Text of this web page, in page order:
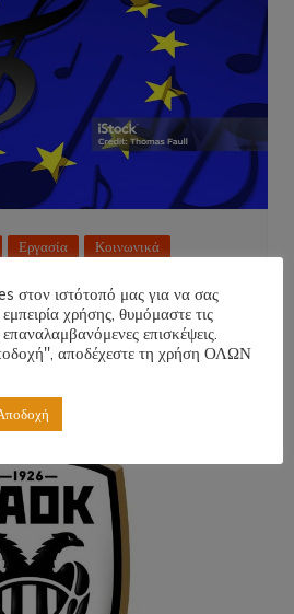
Εργασία
Κοινωνικά
ΤΗΣ
στον ιστότοπό μας για να σας
χρήσης, θυμόμαστε τις
επισκέψεις.
αποδέχεστε τη χρήση ΟΛΩΝ